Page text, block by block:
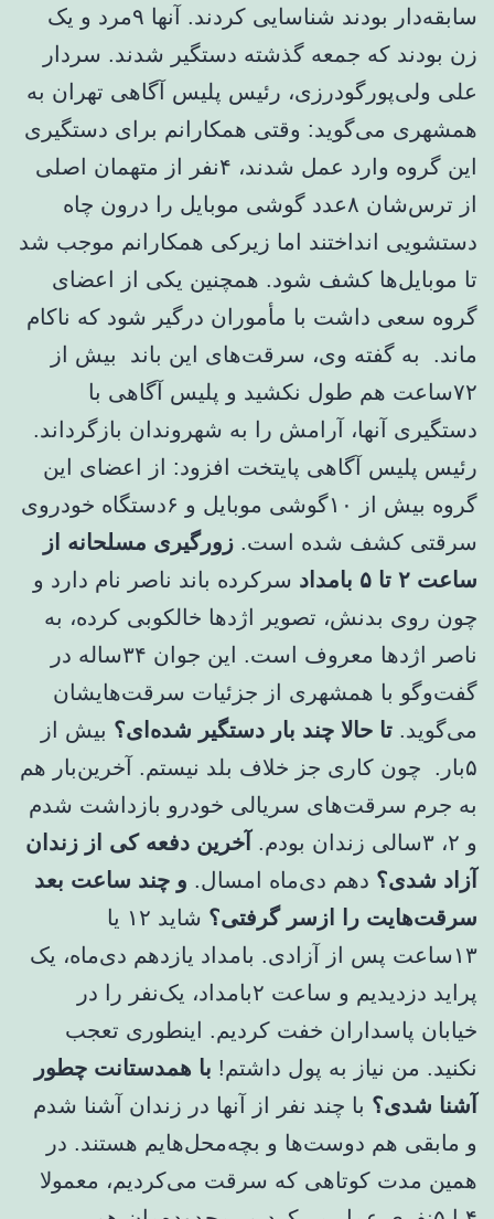
سابقه‌دار بودند شناسایی کردند. آنها ۹مرد و یک
زن بودند که جمعه گذشته دستگیر شدند. سردار
علی ولی‌پورگودرزی، رئیس پلیس آگاهی تهران به
همشهری می‌گوید: وقتی همکارانم برای دستگیری
این گروه وارد عمل شدند، ۴نفر از متهمان اصلی
از ترس‌شان ۸عدد گوشی موبایل را درون چاه
دستشویی انداختند اما زیرکی همکارانم موجب شد
تا موبایل‌ها کشف شود. همچنین یکی از اعضای
گروه سعی داشت با مأموران درگیر شود که ناکام
ماند. به گفته وی، سرقت‌های این باند بیش از
۷۲ساعت هم طول نکشید و پلیس آگاهی با
دستگیری آنها، ‌آرامش را به شهروندان بازگرداند.
رئیس پلیس آگاهی پایتخت افزود: از اعضای این
گروه بیش از ۱۰گوشی موبایل و ۶دستگاه خودروی
سرقتی کشف شده است. زورگیری مسلحانه از
ساعت ۲ تا ۵ بامداد
سرکرده باند ناصر نام دارد و
چون روی بدنش، ‌تصویر اژدها خالکوبی کرده، به
ناصر اژدها معروف است. این جوان ۳۴ساله در
گفت‌وگو با همشهری از جزئیات سرقت‌هایشان
می‌گوید. تا حالا چند بار دستگیر شده‌ای؟ بیش از
۵بار. چون کاری جز خلاف بلد نیستم. آخرین‌بار هم
به جرم سرقت‌های سریالی خودرو بازداشت شدم
و ۲، ۳سالی زندان بودم.
آخرین دفعه کی از زندان
آزاد شدی؟ دهم دی‌ماه امسال. و چند ساعت بعد
سرقت‌هایت را ازسر گرفتی؟
شاید ۱۲ یا
۱۳ساعت پس از آزادی. بامداد یازدهم دی‌ماه، یک
پراید دزدیدیم و ساعت ۲بامداد، یک‌نفر را در
خیابان پاسداران خفت کردیم. اینطوری تعجب
نکنید. من نیاز به پول داشتم! با همدستانت چطور
آشنا شدی؟ با چند نفر از آنها در زندان آشنا شدم
و مابقی هم دوست‌ها و بچه‌محل‌هایم هستند. در
همین مدت کوتاهی که سرقت می‌کردیم، معمولا